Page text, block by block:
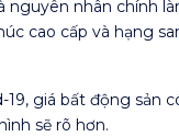
nhân chính
cao cấp và hạng
giá bất động sản
sẽ rõ hơn.